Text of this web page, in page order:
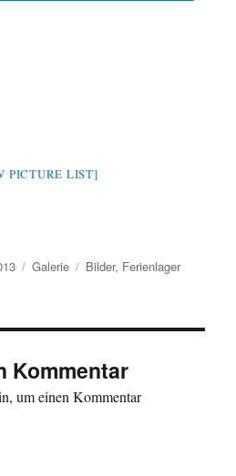
PICTURE LIST]
Format
Galerie Kategorien
Bilder, Ferienlager
Kommentar
um einen Kommentar